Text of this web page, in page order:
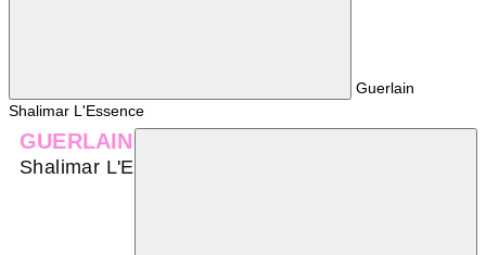
Guerlain
Shalimar L'Essence
GUERLAIN
Shalimar L'Essence